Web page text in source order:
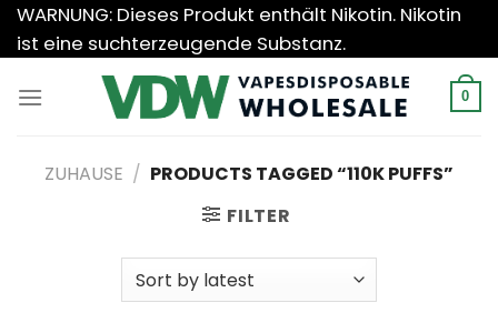
Zum
Inhalt
WARNUNG: Dieses Produkt enthält Nikotin. Nikotin
ist eine suchterzeugende Substanz.
0
ZUHAUSE / PRODUCTS TAGGED “110K PUFFS”
FILTER